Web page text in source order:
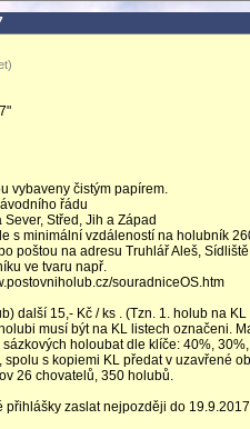
vybaveny čistým papírem.
řádu
Střed, Jih a Západ
s minimální vzdáleností na holubník
poštou na adresu Truhlář Aleš,
ve tvaru např.
souradniceOS.htm
další 15,- Kč / ks . (Tzn. 1. holub na
musí být na KL listech označeni.
holoubat dle klíče: 40%,
s kopiemi KL předat v uzavřené
26 chovatelů, 350 holubů.
zaslat nejpozději do